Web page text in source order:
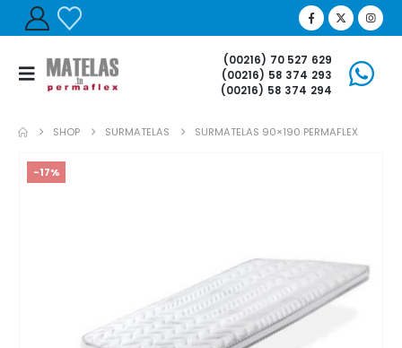
(00216) 70 527 629
(00216) 58 374 293
(00216) 58 374 294
SHOP SURMATELAS SURMATELAS 90×190 PERMAFLEX
-17%